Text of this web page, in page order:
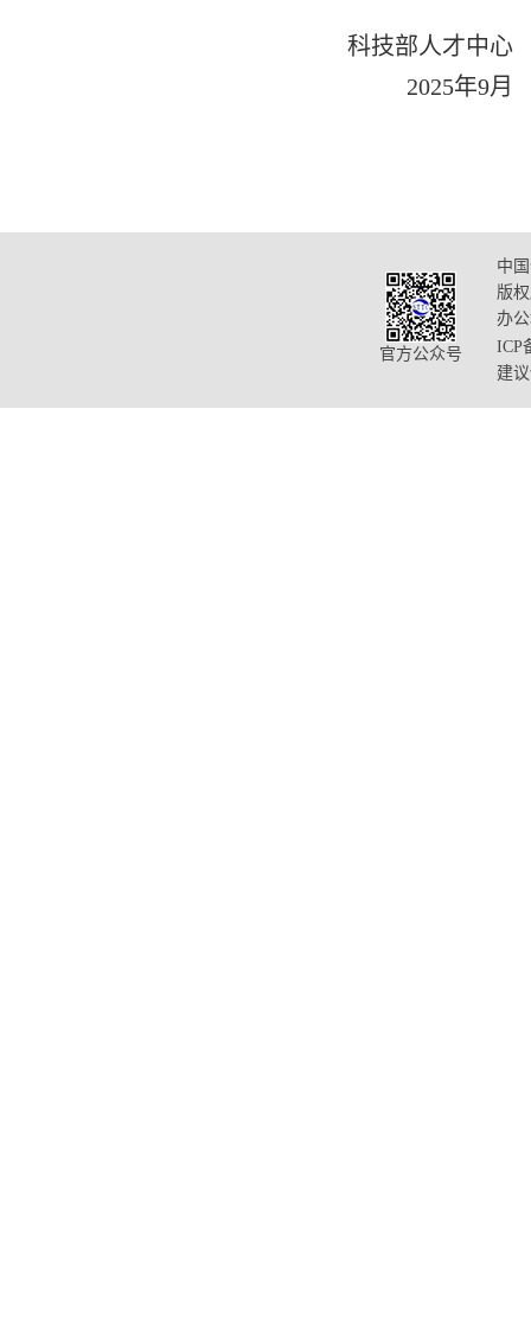
科技部人才中心
2025年9月
官方公众号
中
版
办
ICP
建